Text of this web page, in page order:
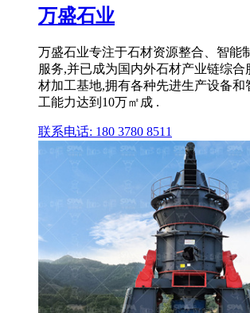
万盛石业
万盛石业专注于石材资源整合、智能
服务,并已成为国内外石材产业链综
材加工基地,拥有各种先进生产设备和
工能力达到10万㎡成 .
联系电话: 180 3780 8511